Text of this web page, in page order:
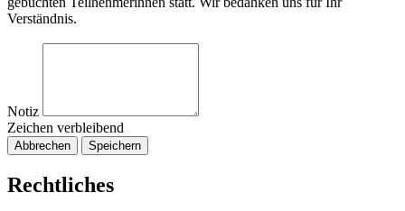
Verständnis.
Notiz
Zeichen verbleibend
Abbrechen Speichern
Rechtliches